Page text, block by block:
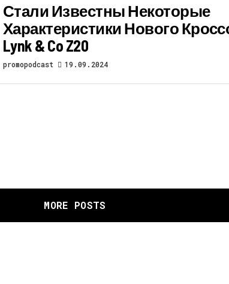
Стали Известны Некоторые
Характеристики Нового
Lynk & Co Z20
promopodcast 19.09.2024
MORE POSTS